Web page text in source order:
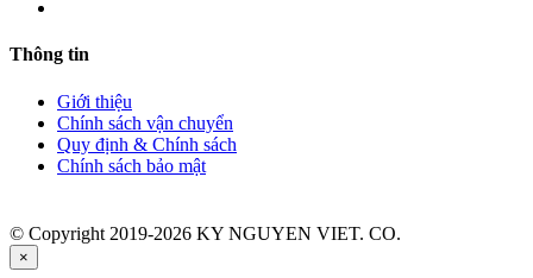
Thông tin
Giới thiệu
Chính sách vận chuyển
Quy định & Chính sách
Chính sách bảo mật
© Copyright 2019-2026 KY NGUYEN VIET. CO.
×